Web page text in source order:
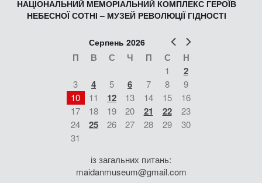
НАЦІОНАЛЬНИЙ МЕМОРІАЛЬНИЙ КОМПЛЕКС ГЕРОЇВ
НЕБЕСНОЇ СОТНІ – МУЗЕЙ РЕВОЛЮЦІЇ ГІДНОСТІ
Попер
Серпень 2026
П В С Ч П С Н
1 2
3 4 5 6 7 8
9
10
11 12 13 14 15
16
17
18 19 20 21 22
23
24
25 26 27 28 29
30
31
із загальних питань:
maidanmuseum@gmail.com